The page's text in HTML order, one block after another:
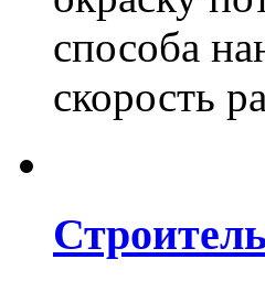
способа
скорость